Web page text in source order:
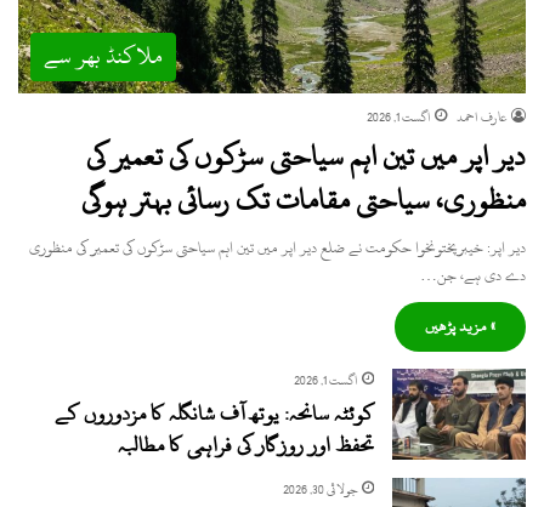
ملاکنڈ بھر سے
عارف احمد اگست 1, 2026
دیر اپر میں تین اہم سیاحتی سڑکوں کی تعمیر کی
منظوری، سیاحتی مقامات تک رسائی بہتر ہوگی
دیر اپر: خیبرپختونخوا حکومت نے ضلع دیر اپر میں تین اہم سیاحتی سڑکوں کی تعمیر کی منظوری
دے دی ہے، جن…
» مزید پڑھیں
اگست 1, 2026
کوئٹہ سانحہ: یوتھ آف شانگلہ کا مزدوروں کے
تحفظ اور روزگار کی فراہمی کا مطالبہ
جولائی 30, 2026